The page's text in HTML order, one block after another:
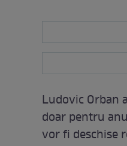
Ludovic Orban
doar pentru
vor fi deschise